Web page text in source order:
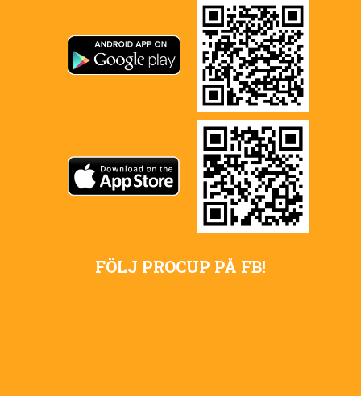
FÖLJ PROCUP PÅ FB!